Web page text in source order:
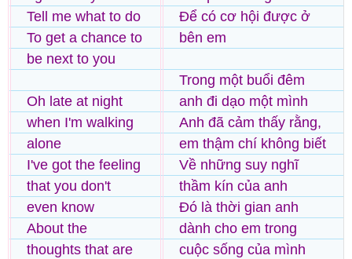
Tell me what to do
To get a chance to
be next to you
Oh late at night
when I'm walking
alone
I've got the feeling
that you don't
even know
About the
thoughts that are
Để có cơ hội được ở
bên em
Trong một buổi đêm
anh đi dạo một mình
Anh đã cảm thấy rằng,
em thậm chí không biết
Về những suy nghĩ
thầm kín của anh
Đó là thời gian anh
dành cho em trong
cuộc sống của mình